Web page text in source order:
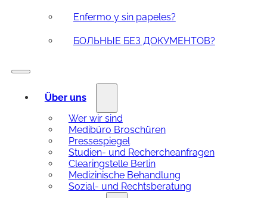
Enfermo y sin papeles?
БОЛЬНЫЕ БЕЗ ДОКУМЕНТОВ?
Über uns
Wer wir sind
Medibüro Broschüren
Pressespiegel
Studien- und Rechercheanfragen
Clearingstelle Berlin
Medizinische Behandlung
Sozial- und Rechtsberatung